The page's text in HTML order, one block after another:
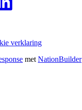
verklaring
met NationBuilder